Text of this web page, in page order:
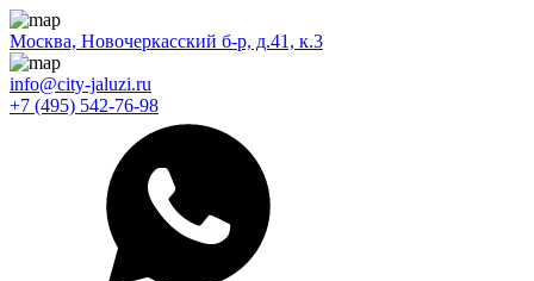
Москва, Новочеркасский б-р, д.41, к.3
info@city-jaluzi.ru
+7 (495) 542-76-98